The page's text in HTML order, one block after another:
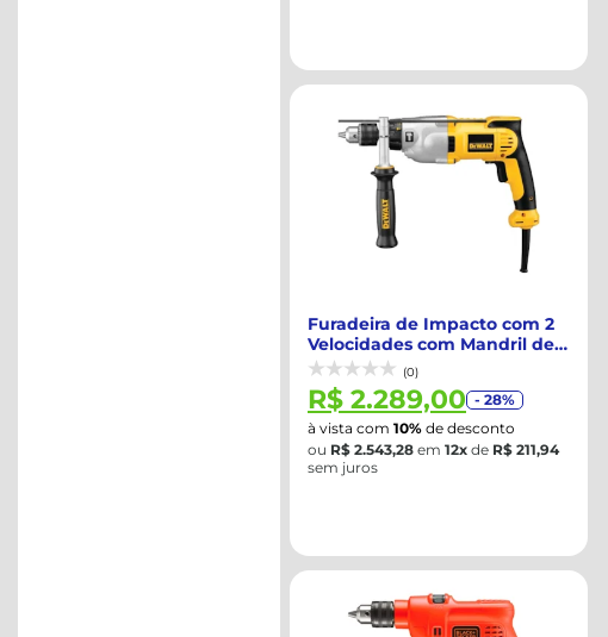
Furadeira de Impacto com 2
Velocidades com Mandril de
1/2 Po...
(0)
R$ 2.289,00 - 28%
à vista com 10% de desconto
ou R$ 2.543,28 em 12x de R$ 211,94
sem juros